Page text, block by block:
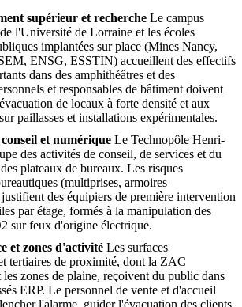
supérieur et recherche Le campus
l'Université de Lorraine et les écoles
implantées sur place (Mines Nancy,
ENSG, ESSTIN) accueillent des effectifs
dans des amphithéâtres et des
et responsables de bâtiment doivent
de locaux à forte densité et aux
paillasses et installations expérimentales.
et numérique Le Technopôle Henri-
des activités de conseil, de services et du
plateaux de bureaux. Les risques
(multiprises, armoires
des équipiers de première intervention
par étage, formés à la manipulation des
sur feux d'origine électrique.
et zones d'activité Les surfaces
tertiaires de proximité, dont la ZAC
zones de plaine, reçoivent du public dans
ERP. Le personnel de vente et d'accueil